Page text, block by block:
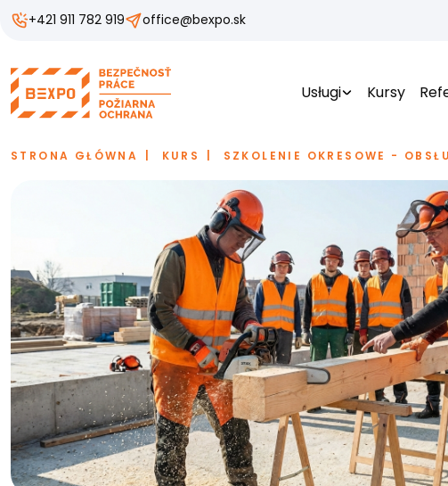
+421 911 782 919 office@bexpo.sk
Usługi Kursy
STRONA GŁÓWNA KURS SZKOLENIE OKRESOWE -